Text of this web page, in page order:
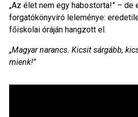
„Az élet nem egy habostorta!” – de
forgatókönyvíró leleménye:
főiskolai óráján hangzott el.
„Magyar narancs. Kicsit sárgább,
mienk!”